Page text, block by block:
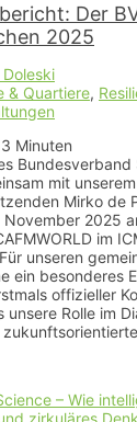
Der
2025
Doleski
& Quartiere,
3 Minuten
Bundesverband
mit unserem
Mirko de
November 2025
im
unseren
ein besonderes
offizieller
unsere Rolle im